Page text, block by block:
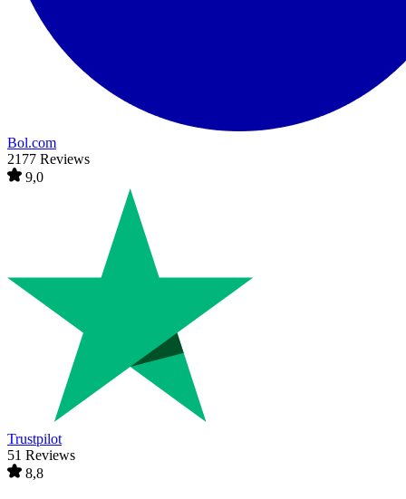
Bol.com
2177 Reviews
9,0
Trustpilot
51 Reviews
8,8